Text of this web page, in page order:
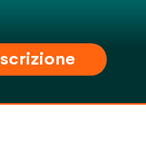
Iscrizione